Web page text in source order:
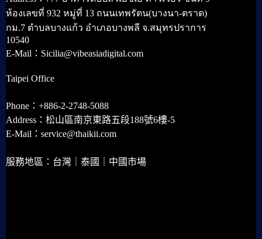
ห้องเลขที่ 932 หมู่ที่ 13 ถนนเทพรัตน(บางนา-ตราด)
กม.7 ตำบลบางแก้ว อำเภอบางพลี จ.สมุทรปราการ
10540
E-Mail：Sicilia@vibeasiadigital.com
Taipei Office
Phone：+886-2-2748-5088
Address：松山區南京東路五段188號6樓-5
E-Mail：service@thaikii.com
服務地區：台灣｜泰國｜中國市場